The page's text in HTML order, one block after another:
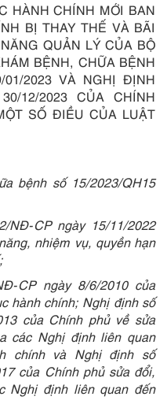
HÀNH CHÍNH MỚI BAN
BỊ THAY THẾ VÀ BÃI
QUẢN LÝ CỦA BỘ
BỆNH, CHỮA BỆNH
01/2023 VÀ NGHỊ ĐỊNH
12/2023 CỦA CHÍNH
SỐ ĐIỀU CỦA LUẬT
bệnh số 15/2023/QH15
NĐ-CP ngày 15/11/2022
nhiệm vụ, quyền hạn
CP ngày 8/6/2010 của
hành chính; Nghị định số
của Chính phủ về sửa
các Nghị định liên quan
chính và Nghị định số
của Chính phủ sửa đổi,
Nghị định liên quan đến